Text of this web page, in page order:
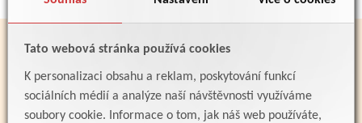
Tato webová stránka používá cookies
K personalizaci obsahu a reklam, poskytování funkcí
sociálních médií a analýze naší návštěvnosti využíváme
soubory cookie. Informace o tom, jak náš web používáte,
PARTNEŘI